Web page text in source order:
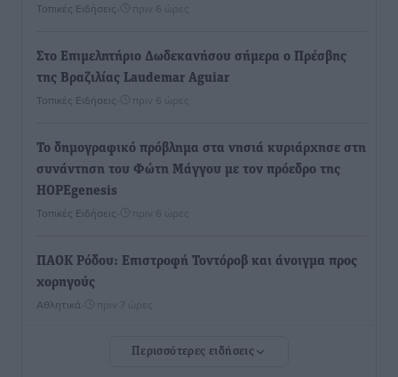
Τοπικές Ειδήσεις πριν 6 ώρες
Στο Επιμελητήριο Δωδεκανήσου σήμερα ο Πρέσβης
της Βραζιλίας Laudemar Aguiar
Τοπικές Ειδήσεις πριν 6 ώρες
To δημογραφικό πρόβλημα στα νησιά κυριάρχησε στη
συνάντηση του Φώτη Μάγγου με τον πρόεδρο της
HOPEgenesis
Τοπικές Ειδήσεις πριν 6 ώρες
ΠΑΟΚ Ρόδου: Επιστροφή Τοντόροβ και άνοιγμα προς
χορηγούς
Αθλητικά πριν 7 ώρες
Rhodes Beyond Summer – Εκεί που το καλοκαίρι
Περισσότερες ειδήσεις